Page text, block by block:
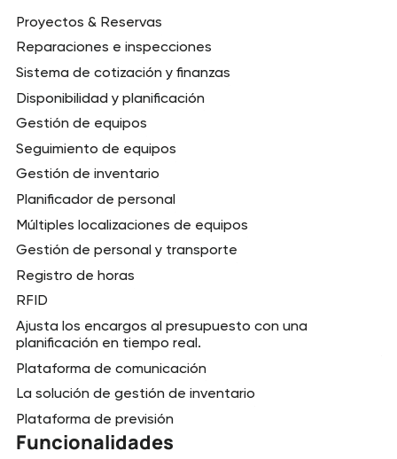
Proyectos & Reservas
Reparaciones e inspecciones
Sistema de cotización y finanzas
Disponibilidad y planificación
Gestión de equipos
Seguimiento de equipos
Gestión de inventario
Planificador de personal
Múltiples localizaciones de equipos
Gestión de personal y transporte
Registro de horas
RFID
Ajusta los encargos al presupuesto con una
planificación en tiempo real.
Plataforma de comunicación
La solución de gestión de inventario
Plataforma de previsión
Funcionalidades